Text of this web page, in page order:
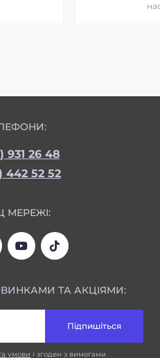
931 26 48
442 52 52
МЕРЕЖІ:
ТА АКЦІЯМИ:
Підпишіться
умови і згоден з вимогами